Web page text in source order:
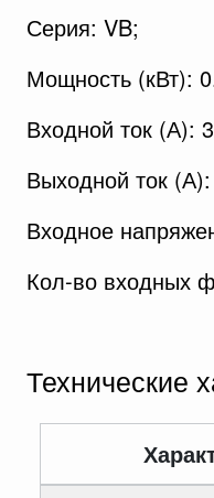
Серия: VB;
Мощность (кВт):
Входной ток (А):
Выходной ток
Входное
Кол-во входных
Технические